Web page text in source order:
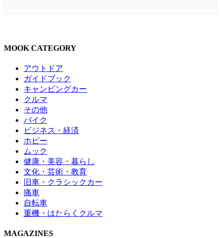
MOOK CATEGORY
アウトドア
ガイドブック
キャンピングカー
クルマ
その他
バイク
ビジネス・経済
ホビー
ムック
健康・美容・暮らし
文化・芸術・教育
旧車・クラシックカー
痛車
自転車
重機・はたらくクルマ
MAGAZINES